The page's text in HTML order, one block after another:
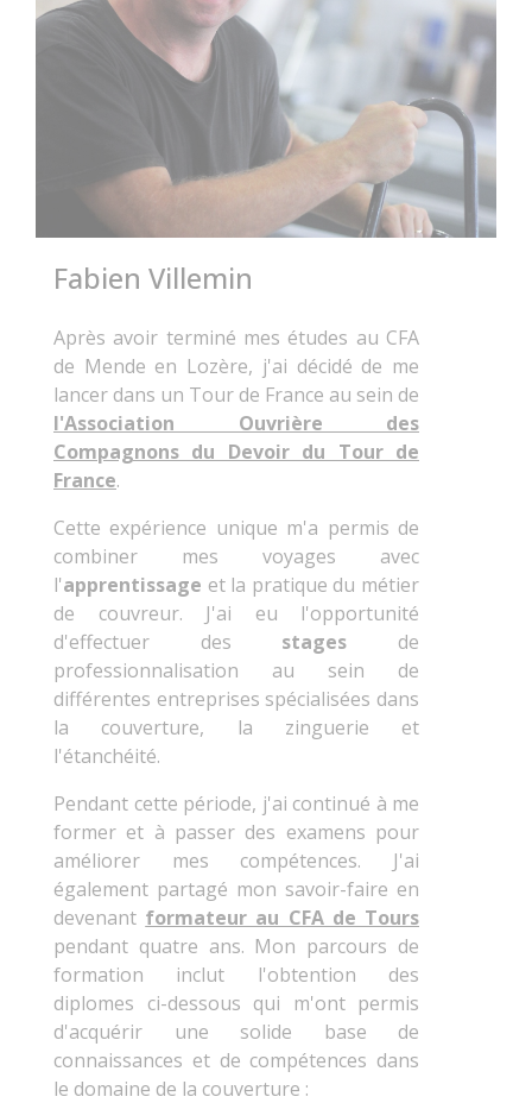
Fabien Villemin
Après avoir terminé mes études au CFA
de Mende en Lozère, j'ai décidé de me
lancer dans un Tour de France au sein de
l'Association Ouvrière des
Compagnons du Devoir du Tour de
France.
Cette expérience unique m'a permis de
combiner mes voyages avec
l'apprentissage et la pratique du métier
de couvreur. J'ai eu l'opportunité
d'effectuer des stages de
professionnalisation au sein de
différentes entreprises spécialisées dans
la couverture, la zinguerie et
l'étanchéité.
Pendant cette période, j'ai continué à me
former et à passer des examens pour
améliorer mes compétences. J'ai
également partagé mon savoir-faire en
devenant formateur au CFA de Tours
pendant quatre ans. Mon parcours de
formation inclut l'obtention des
diplomes ci-dessous qui m'ont permis
d'acquérir une solide base de
connaissances et de compétences dans
le domaine de la couverture :